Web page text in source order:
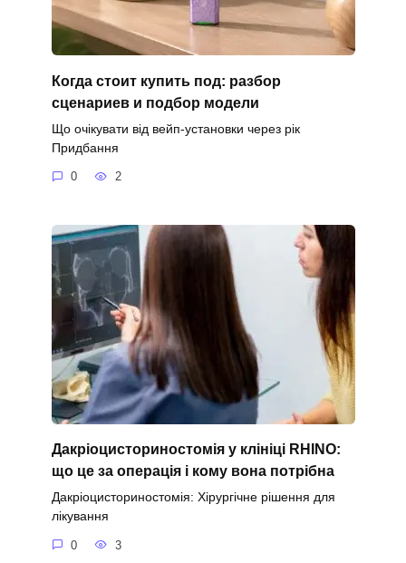
Когда стоит купить под: разбор
сценариев и подбор модели
Що очікувати від вейп-установки через рік
Придбання
0 2
Дакріоцисториностомія у клініці RHINO:
що це за операція і кому вона потрібна
Дакріоцисториностомія: Хірургічне рішення для
лікування
0 3